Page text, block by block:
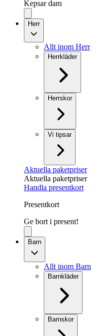
Kepsar dam
Herr
Allt inom Herr
Herrkläder
Herrskor
Vi tipsar
Aktuella paketpriser
Aktuella paketpriser
Handla presentkort
Presentkort
Ge bort i present!
Barn
Allt inom Barn
Barnkläder
Barnskor